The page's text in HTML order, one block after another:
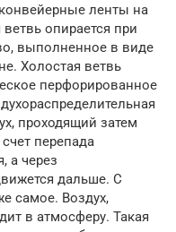
ленты на
опирается при
выполненное в виде
Холостая ветвь
перфорированное
проходящий затем
перепада
а через
дальше. С
самое. Воздух,
в атмосферу. Такая